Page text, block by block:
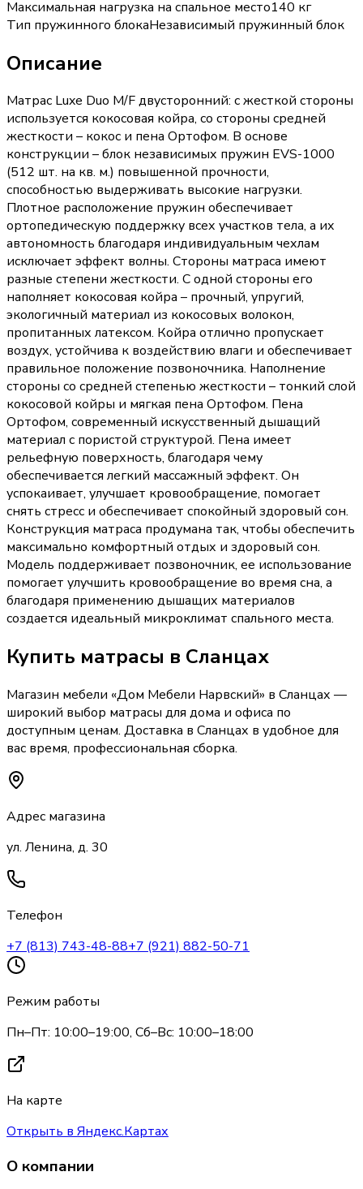
Максимальная нагрузка на спальное место140 кг
Тип пружинного блокаНезависимый пружинный блок
Описание
Матрас Luxe Duo M/F двусторонний: с жесткой стороны
используется кокосовая койра, со стороны средней
жесткости – кокос и пена Ортофом. В основе
конструкции – блок независимых пружин EVS-1000
(512 шт. на кв. м.) повышенной прочности,
способностью выдерживать высокие нагрузки.
Плотное расположение пружин обеспечивает
ортопедическую поддержку всех участков тела, а их
автономность благодаря индивидуальным чехлам
исключает эффект волны. Стороны матраса имеют
разные степени жесткости. С одной стороны его
наполняет кокосовая койра – прочный, упругий,
экологичный материал из кокосовых волокон,
пропитанных латексом. Койра отлично пропускает
воздух, устойчива к воздействию влаги и обеспечивает
правильное положение позвоночника. Наполнение
стороны со средней степенью жесткости – тонкий слой
кокосовой койры и мягкая пена Ортофом. Пена
Ортофом, современный искусственный дышащий
материал с пористой структурой. Пена имеет
рельефную поверхность, благодаря чему
обеспечивается легкий массажный эффект. Он
успокаивает, улучшает кровообращение, помогает
снять стресс и обеспечивает спокойный здоровый сон.
Конструкция матраса продумана так, чтобы обеспечить
максимально комфортный отдых и здоровый сон.
Модель поддерживает позвоночник, ее использование
помогает улучшить кровообращение во время сна, а
благодаря применению дышащих материалов
создается идеальный микроклимат спального места.
Купить матрасы в Сланцах
Магазин мебели «Дом Мебели Нарвский» в Сланцах —
широкий выбор матрасы для дома и офиса по
доступным ценам. Доставка в Сланцах в удобное для
вас время, профессиональная сборка.
Адрес магазина
ул. Ленина, д. 30
Телефон
+7 (813) 743-48-88+7 (921) 882-50-71
Режим работы
Пн–Пт: 10:00–19:00, Сб–Вс: 10:00–18:00
На карте
Открыть в Яндекс.Картах
О компании